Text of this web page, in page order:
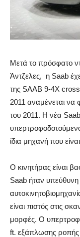
Μετά το πρόσφατο
Άντζελες, η Saab
της SAAB 9-4X
2011 αναμένεται να
του 2011. Η νέα
ίδια μηχανή που
Ο κινητήρας είναι
Saab ήταν
είναι πιστός στις
μορφές. Ο
ft. εξάπλωσης ροπής